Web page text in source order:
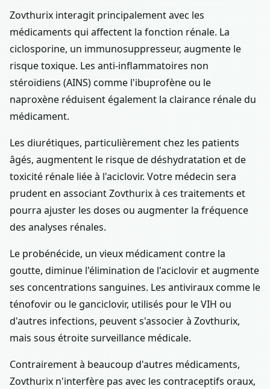
Zovthurix interagit principalement avec les
médicaments qui affectent la fonction rénale. La
ciclosporine, un immunosuppresseur, augmente le
risque toxique. Les anti-inflammatoires non
stéroïdiens (AINS) comme l'ibuprofène ou le
naproxène réduisent également la clairance rénale du
médicament.
Les diurétiques, particulièrement chez les patients
âgés, augmentent le risque de déshydratation et de
toxicité rénale liée à l'aciclovir. Votre médecin sera
prudent en associant Zovthurix à ces traitements et
pourra ajuster les doses ou augmenter la fréquence
des analyses rénales.
Le probénécide, un vieux médicament contre la
goutte, diminue l'élimination de l'aciclovir et augmente
ses concentrations sanguines. Les antiviraux comme le
ténofovir ou le ganciclovir, utilisés pour le VIH ou
d'autres infections, peuvent s'associer à Zovthurix,
mais sous étroite surveillance médicale.
Contrairement à beaucoup d'autres médicaments,
Zovthurix n'interfère pas avec les contraceptifs oraux,